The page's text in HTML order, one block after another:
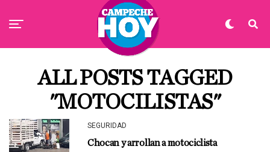
ALL POSTS TAGGED
"MOTOCILISTAS"
SEGURIDAD
Chocan y arrollan a motociclista